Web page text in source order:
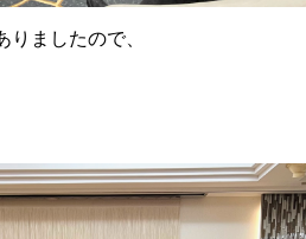
ましたので、